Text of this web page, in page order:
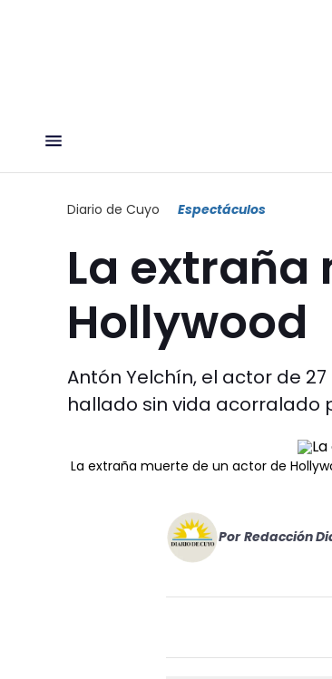
Diario de Cuyo Espectáculos
La extraña
Hollywood
Antón Yelchín, el actor de
hallado sin vida acorralado
La extraña muerte de un actor de
Por Redacción